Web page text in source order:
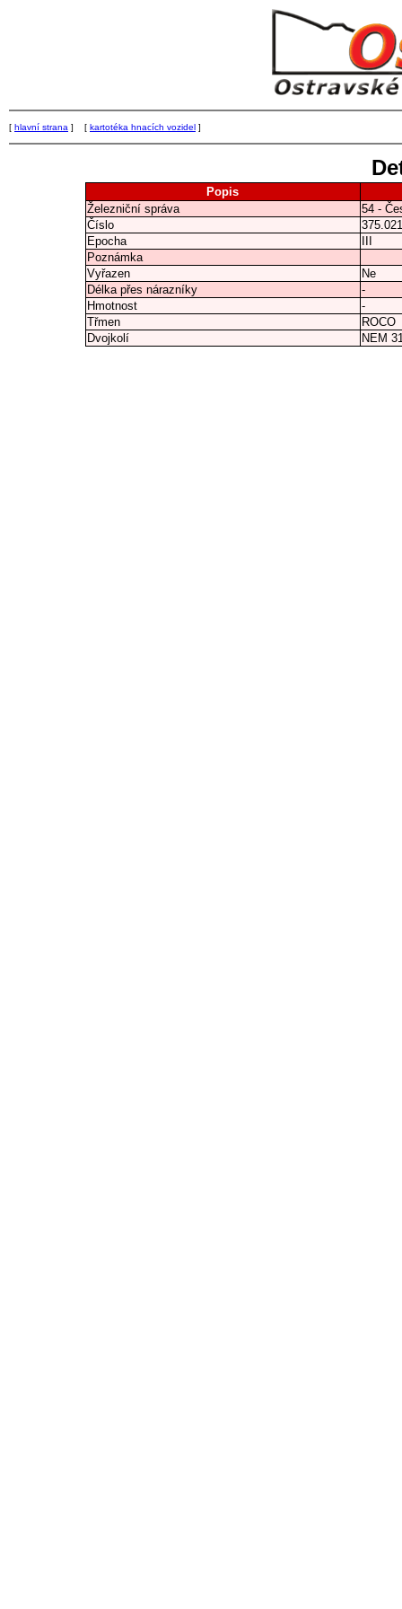
[ hlavní strana ] [ kartotéka hnacích vozidel ]
Popis
Železniční správa
54 -
Číslo
375.021
Epocha
Poznámka
Vyřazen
Ne
Délka přes nárazníky
-
Hmotnost
-
Třmen
ROCO
Dvojkolí
NEM